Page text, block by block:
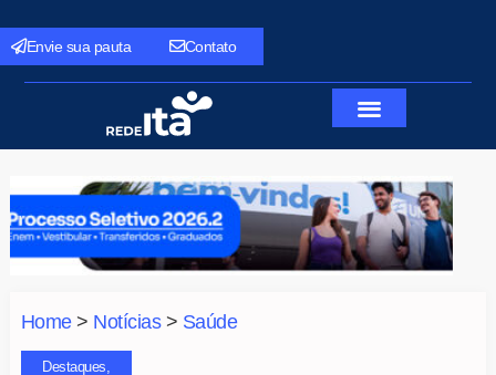
Envie sua pauta Contato
Home> Notícias> Saúde
Destaques